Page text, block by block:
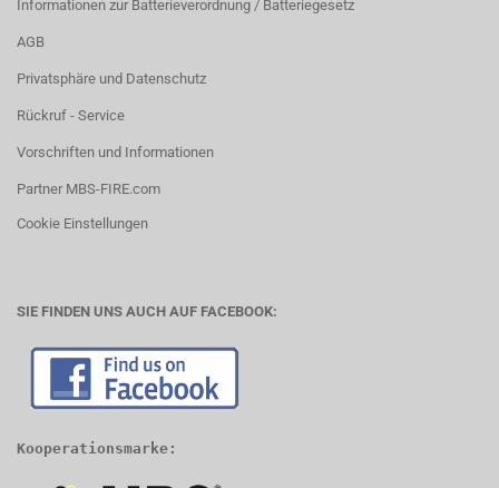
Informationen zur Batterieverordnung / Batteriegesetz
AGB
Privatsphäre und Datenschutz
Rückruf - Service
Vorschriften und Informationen
Partner MBS-FIRE.com
Cookie Einstellungen
SIE FINDEN UNS AUCH AUF FACEBOOK:
Kooperationsmarke: